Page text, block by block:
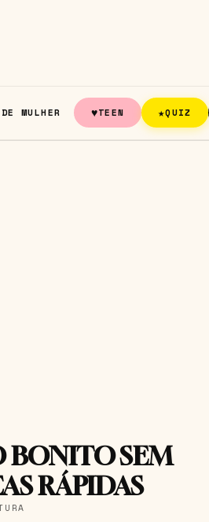
MULHER ♥TEEN ★QUIZ
BONITO SEM
RÁPIDAS